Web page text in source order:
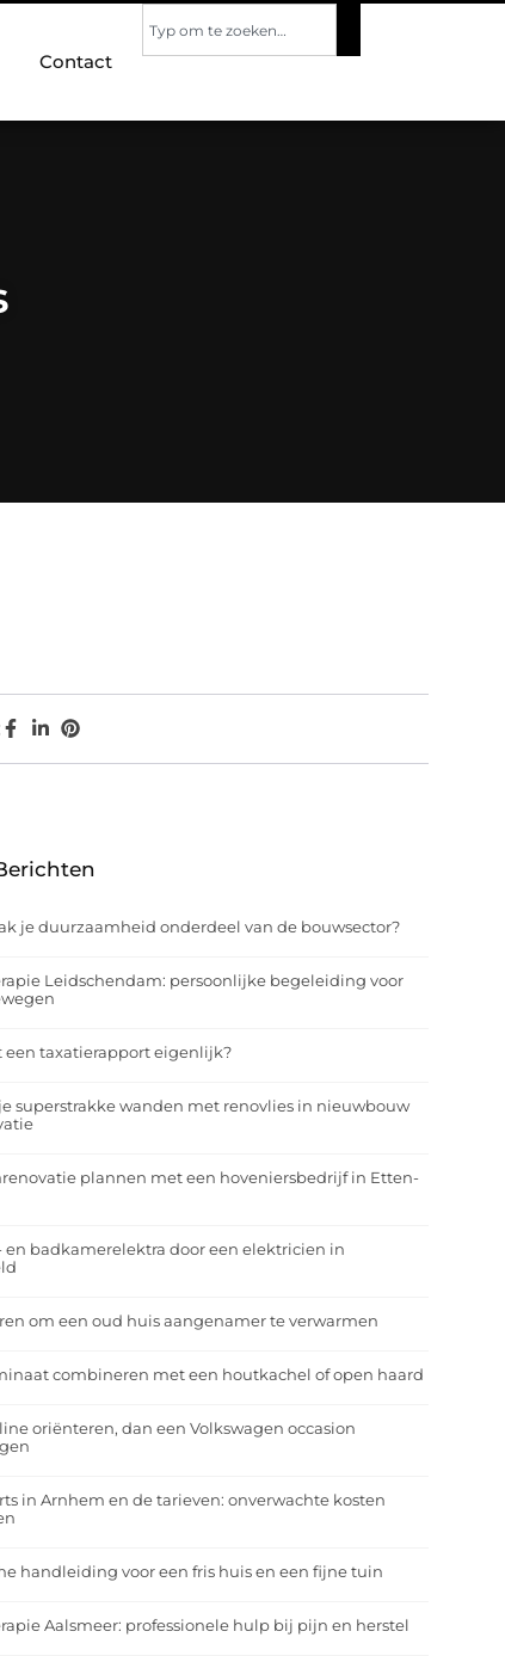
Contact
je duurzaamheid onderdeel van de bouwsector?
Leidschendam: persoonlijke begeleiding voor
een taxatierapport eigenlijk?
superstrakke wanden met renovlies in nieuwbouw
plannen met een hoveniersbedrijf in Etten-
en badkamerelektra door een elektricien in
om een oud huis aangenamer te verwarmen
combineren met een houtkachel of open haard
oriënteren, dan een Volkswagen occasion
in Arnhem en de tarieven: onverwachte kosten
handleiding voor een fris huis en een fijne tuin
Aalsmeer: professionele hulp bij pijn en herstel